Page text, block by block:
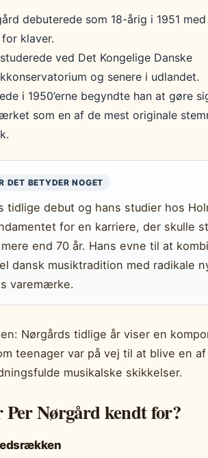
debuterede som 18-årig i 1951
for klaver.
ved Det Kongelige Danske
og senere i udlandet.
i 1950’erne begyndte han at gøre
som en af de mest originale
DET BETYDER NOGET
tidlige debut og hans studier hos
for en karriere, der skulle
end 70 år. Hans evne til at
dansk musiktradition med radikale
varemærke.
Nørgårds tidlige år viser en
teenager var på vej til at blive en af
musikalske skikkelser.
Per Nørgård kendt for?